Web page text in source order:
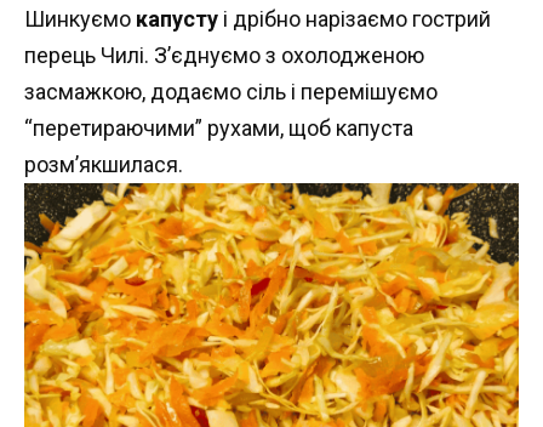
Шинкуємо капусту і дрібно нарізаємо гострий
перець Чилі. З’єднуємо з охолодженою
засмажкою, додаємо сіль і перемішуємо
“перетираючими” рухами, щоб капуста
розм’якшилася.